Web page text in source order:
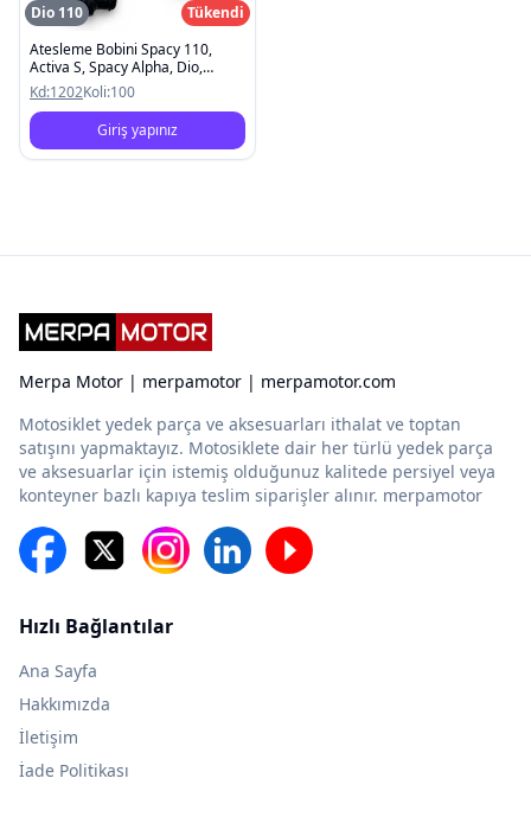
Dio 110
Tükendi
Atesleme Bobini Spacy 110,
Activa S, Spacy Alpha, Dio,
Activa S Yeni
Kd:1202Koli:100
Giriş yapınız
Merpa Motor | merpamotor | merpamotor.com
Motosiklet yedek parça ve aksesuarları ithalat ve toptan
satışını yapmaktayız. Motosiklete dair her türlü yedek parça
ve aksesuarlar için istemiş olduğunuz kalitede persiyel veya
konteyner bazlı kapıya teslim siparişler alınır. merpamotor
Hızlı Bağlantılar
Ana Sayfa
Hakkımızda
İletişim
İade Politikası